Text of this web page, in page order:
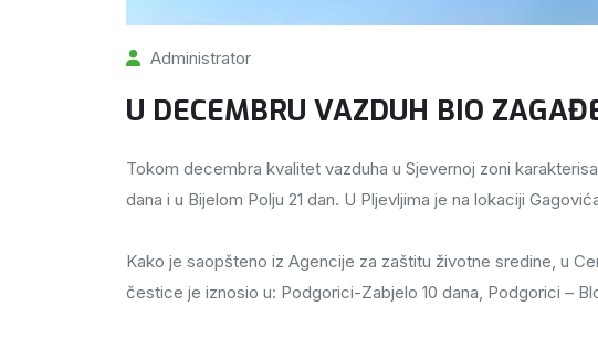
Administrator
U DECEMBRU VAZDUH BIO
Tokom decembra kvalitet vazduha u Sjevernoj zoni
dana i u Bijelom Polju 21 dan. U Pljevljima je na lokaciji
Kako je saopšteno iz Agencije za zaštitu životne sredine, u
čestice je iznosio u: Podgorici-Zabjelo 10 dana, Podgorici –